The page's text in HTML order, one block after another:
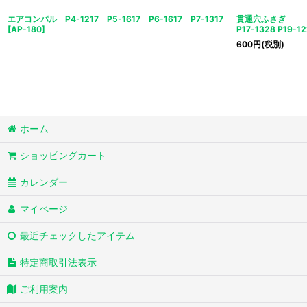
エアコンパル P4-1217 P5-1617 P6-1617 P7-1317
[AP-180]
貫通穴ふさぎ
P17-1328 P19-
600円(税別)
ホーム
ショッピングカート
カレンダー
マイページ
最近チェックしたアイテム
特定商取引法表示
ご利用案内